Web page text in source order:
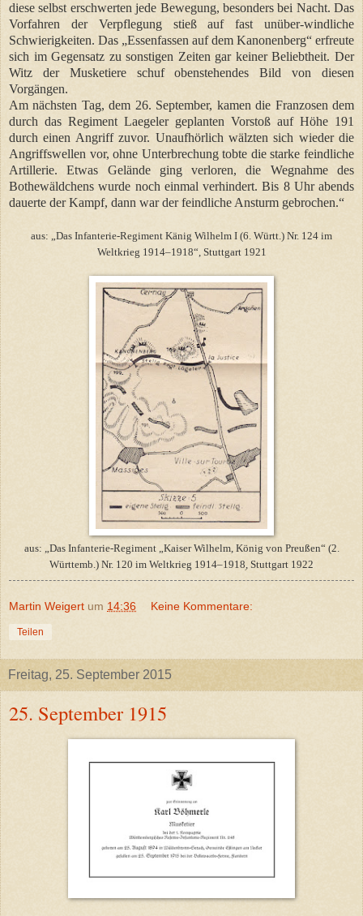
diese selbst erschwerten jede Bewegung, besonders bei Nacht. Das
Vorfahren der Verpflegung stieß auf fast unüber-windliche
Schwierigkeiten. Das „Essenfassen auf dem Kanonenberg“ erfreute
sich im Gegensatz zu sonstigen Zeiten gar keiner Beliebtheit. Der
Witz der Musketiere schuf obenstehendes Bild von diesen
Vorgängen.
Am nächsten Tag, dem 26. September, kamen die Franzosen dem
durch das Regiment Laegeler geplanten Vorstoß auf Höhe 191
durch einen Angriff zuvor. Unaufhörlich wälzten sich wieder die
Angriffswellen vor, ohne Unterbrechung tobte die starke feindliche
Artillerie. Etwas Gelände ging verloren, die Wegnahme des
Bothewäldchens wurde noch einmal verhindert. Bis 8 Uhr abends
dauerte der Kampf, dann war der feindliche Ansturm gebrochen.“
aus: „Das Infanterie-Regiment Känig Wilhelm I (6. Württ.) Nr. 124 im
Weltkrieg 1914–1918“, Stuttgart 1921
aus: „Das Infanterie-Regiment „Kaiser Wilhelm, König von Preußen“ (2.
Württemb.) Nr. 120 im Weltkrieg 1914–1918ׅ, Stuttgart 1922
Martin Weigert um 14:36 Keine Kommentare:
Teilen
Freitag, 25. September 2015
25. September 1915